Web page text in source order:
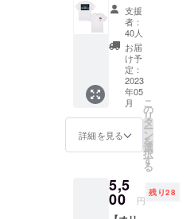
きま
す。 ※
掲示期
間：店
舗が存
続する
限り ※
全体サ
イズは
A2サイ
ズ程
ズ・掲
載位置
はご指
ツ】
コース
オリジ
ナルT
シャツ
とス
テッ
カーの
セット
です。
カ
ラー：
ホワイ
ズ：Ｓ
～Ｘ
Ｌ ※
支援
者：
40人
お届
け予
定：
2023
年05
月
詳細を見る
こ
の
リ
タ
ー
ン
を
選
択
す
る
5,5
00 円
残り28